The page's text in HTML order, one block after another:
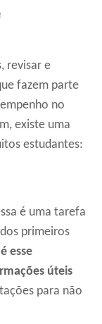
revisar e
fazem parte
no
existe uma
estudantes:
é uma tarefa
primeiros
é esse
úteis
para não